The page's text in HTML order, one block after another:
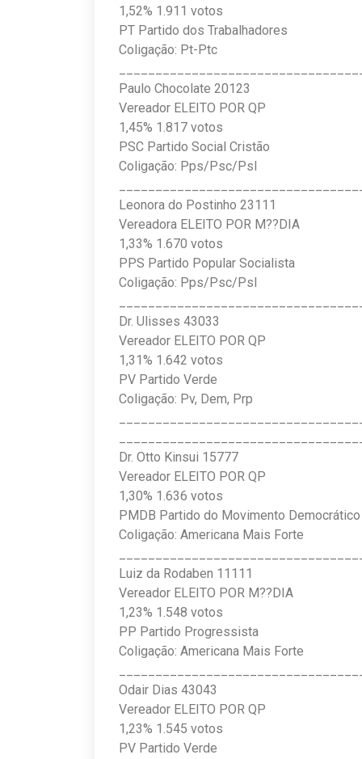
1,52% 1.911 votos
PT Partido dos Trabalhadores
Coligação: Pt-Ptc
Paulo Chocolate 20123
Vereador ELEITO POR QP
1,45% 1.817 votos
PSC Partido Social Cristão
Coligação: Pps/Psc/Psl
Leonora do Postinho 23111
Vereadora ELEITO POR M??DIA
1,33% 1.670 votos
PPS Partido Popular Socialista
Coligação: Pps/Psc/Psl
Dr. Ulisses 43033
Vereador ELEITO POR QP
1,31% 1.642 votos
PV Partido Verde
Coligação: Pv, Dem, Prp
Dr. Otto Kinsui 15777
Vereador ELEITO POR QP
1,30% 1.636 votos
PMDB Partido do Movimento
Coligação: Americana Mais Forte
Luiz da Rodaben 11111
Vereador ELEITO POR M??DIA
1,23% 1.548 votos
PP Partido Progressista
Coligação: Americana Mais Forte
Odair Dias 43043
Vereador ELEITO POR QP
1,23% 1.545 votos
PV Partido Verde